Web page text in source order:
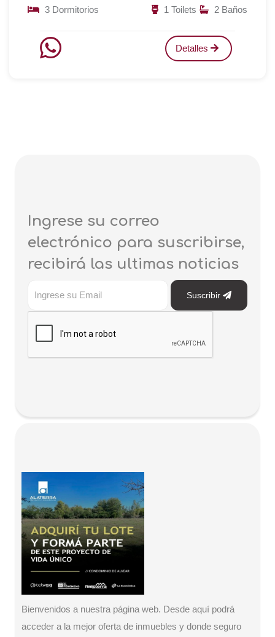
3 Dormitorios 2 Baños
1 Toilets
Detalles
Ingrese su correo
electrónico para suscribirse,
recibirá las ultimas noticias
Suscribir
Bienvenidos a nuestra página web. Desde aquí podrá
acceder a la mejor oferta de inmuebles y donde seguro